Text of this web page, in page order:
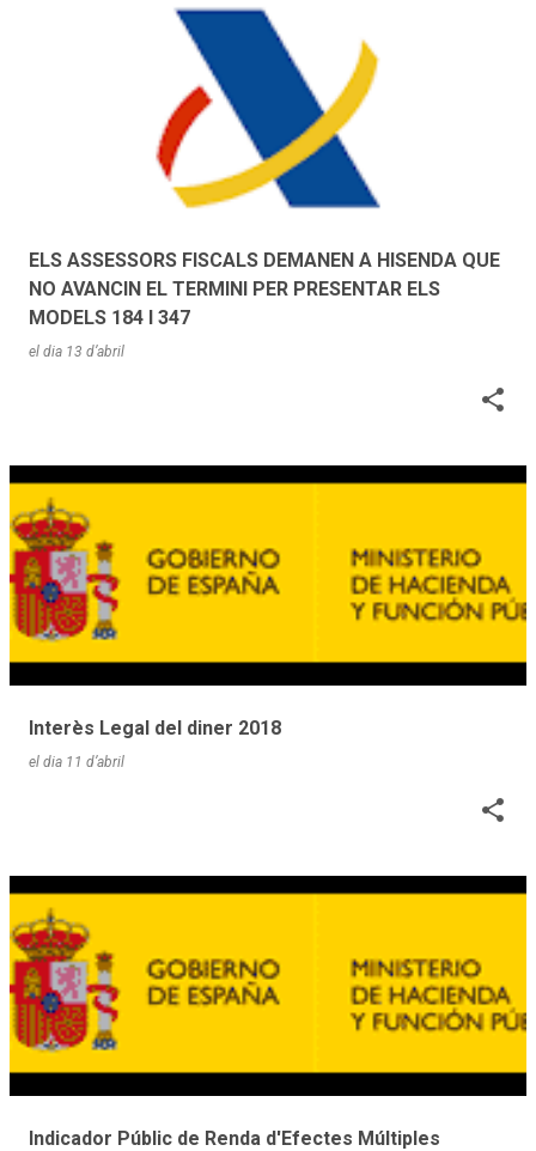
ELS ASSESSORS FISCALS DEMANEN A HISENDA QUE
NO AVANCIN EL TERMINI PER PRESENTAR ELS
MODELS 184 I 347
el dia 13 d’abril
Interès Legal del diner 2018
el dia 11 d’abril
Indicador Públic de Renda d'Efectes Múltiples